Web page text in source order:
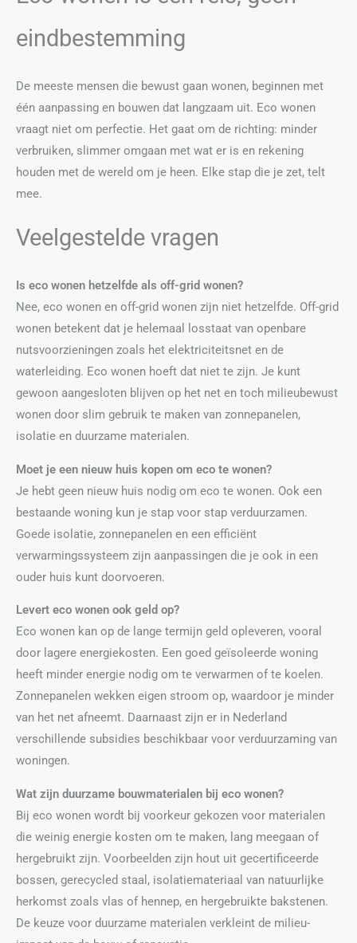
eindbestemming
De meeste mensen die bewust gaan wonen, beginnen met
één aanpassing en bouwen dat langzaam uit. Eco wonen
vraagt niet om perfectie. Het gaat om de richting: minder
verbruiken, slimmer omgaan met wat er is en rekening
houden met de wereld om je heen. Elke stap die je zet, telt
mee.
Veelgestelde vragen
Is eco wonen hetzelfde als off-grid wonen?
Nee, eco wonen en off-grid wonen zijn niet hetzelfde. Off-grid
wonen betekent dat je helemaal losstaat van openbare
nutsvoorzieningen zoals het elektriciteitsnet en de
waterleiding. Eco wonen hoeft dat niet te zijn. Je kunt
gewoon aangesloten blijven op het net en toch milieubewust
wonen door slim gebruik te maken van zonnepanelen,
isolatie en duurzame materialen.
Moet je een nieuw huis kopen om eco te wonen?
Je hebt geen nieuw huis nodig om eco te wonen. Ook een
bestaande woning kun je stap voor stap verduurzamen.
Goede isolatie, zonnepanelen en een efficiënt
verwarmingssysteem zijn aanpassingen die je ook in een
ouder huis kunt doorvoeren.
Levert eco wonen ook geld op?
Eco wonen kan op de lange termijn geld opleveren, vooral
door lagere energiekosten. Een goed geïsoleerde woning
heeft minder energie nodig om te verwarmen of te koelen.
Zonnepanelen wekken eigen stroom op, waardoor je minder
van het net afneemt. Daarnaast zijn er in Nederland
verschillende subsidies beschikbaar voor verduurzaming van
woningen.
Wat zijn duurzame bouwmaterialen bij eco wonen?
Bij eco wonen wordt bij voorkeur gekozen voor materialen
die weinig energie kosten om te maken, lang meegaan of
hergebruikt zijn. Voorbeelden zijn hout uit gecertificeerde
bossen, gerecycled staal, isolatiemateriaal van natuurlijke
herkomst zoals vlas of hennep, en hergebruikte bakstenen.
De keuze voor duurzame materialen verkleint de milieu-